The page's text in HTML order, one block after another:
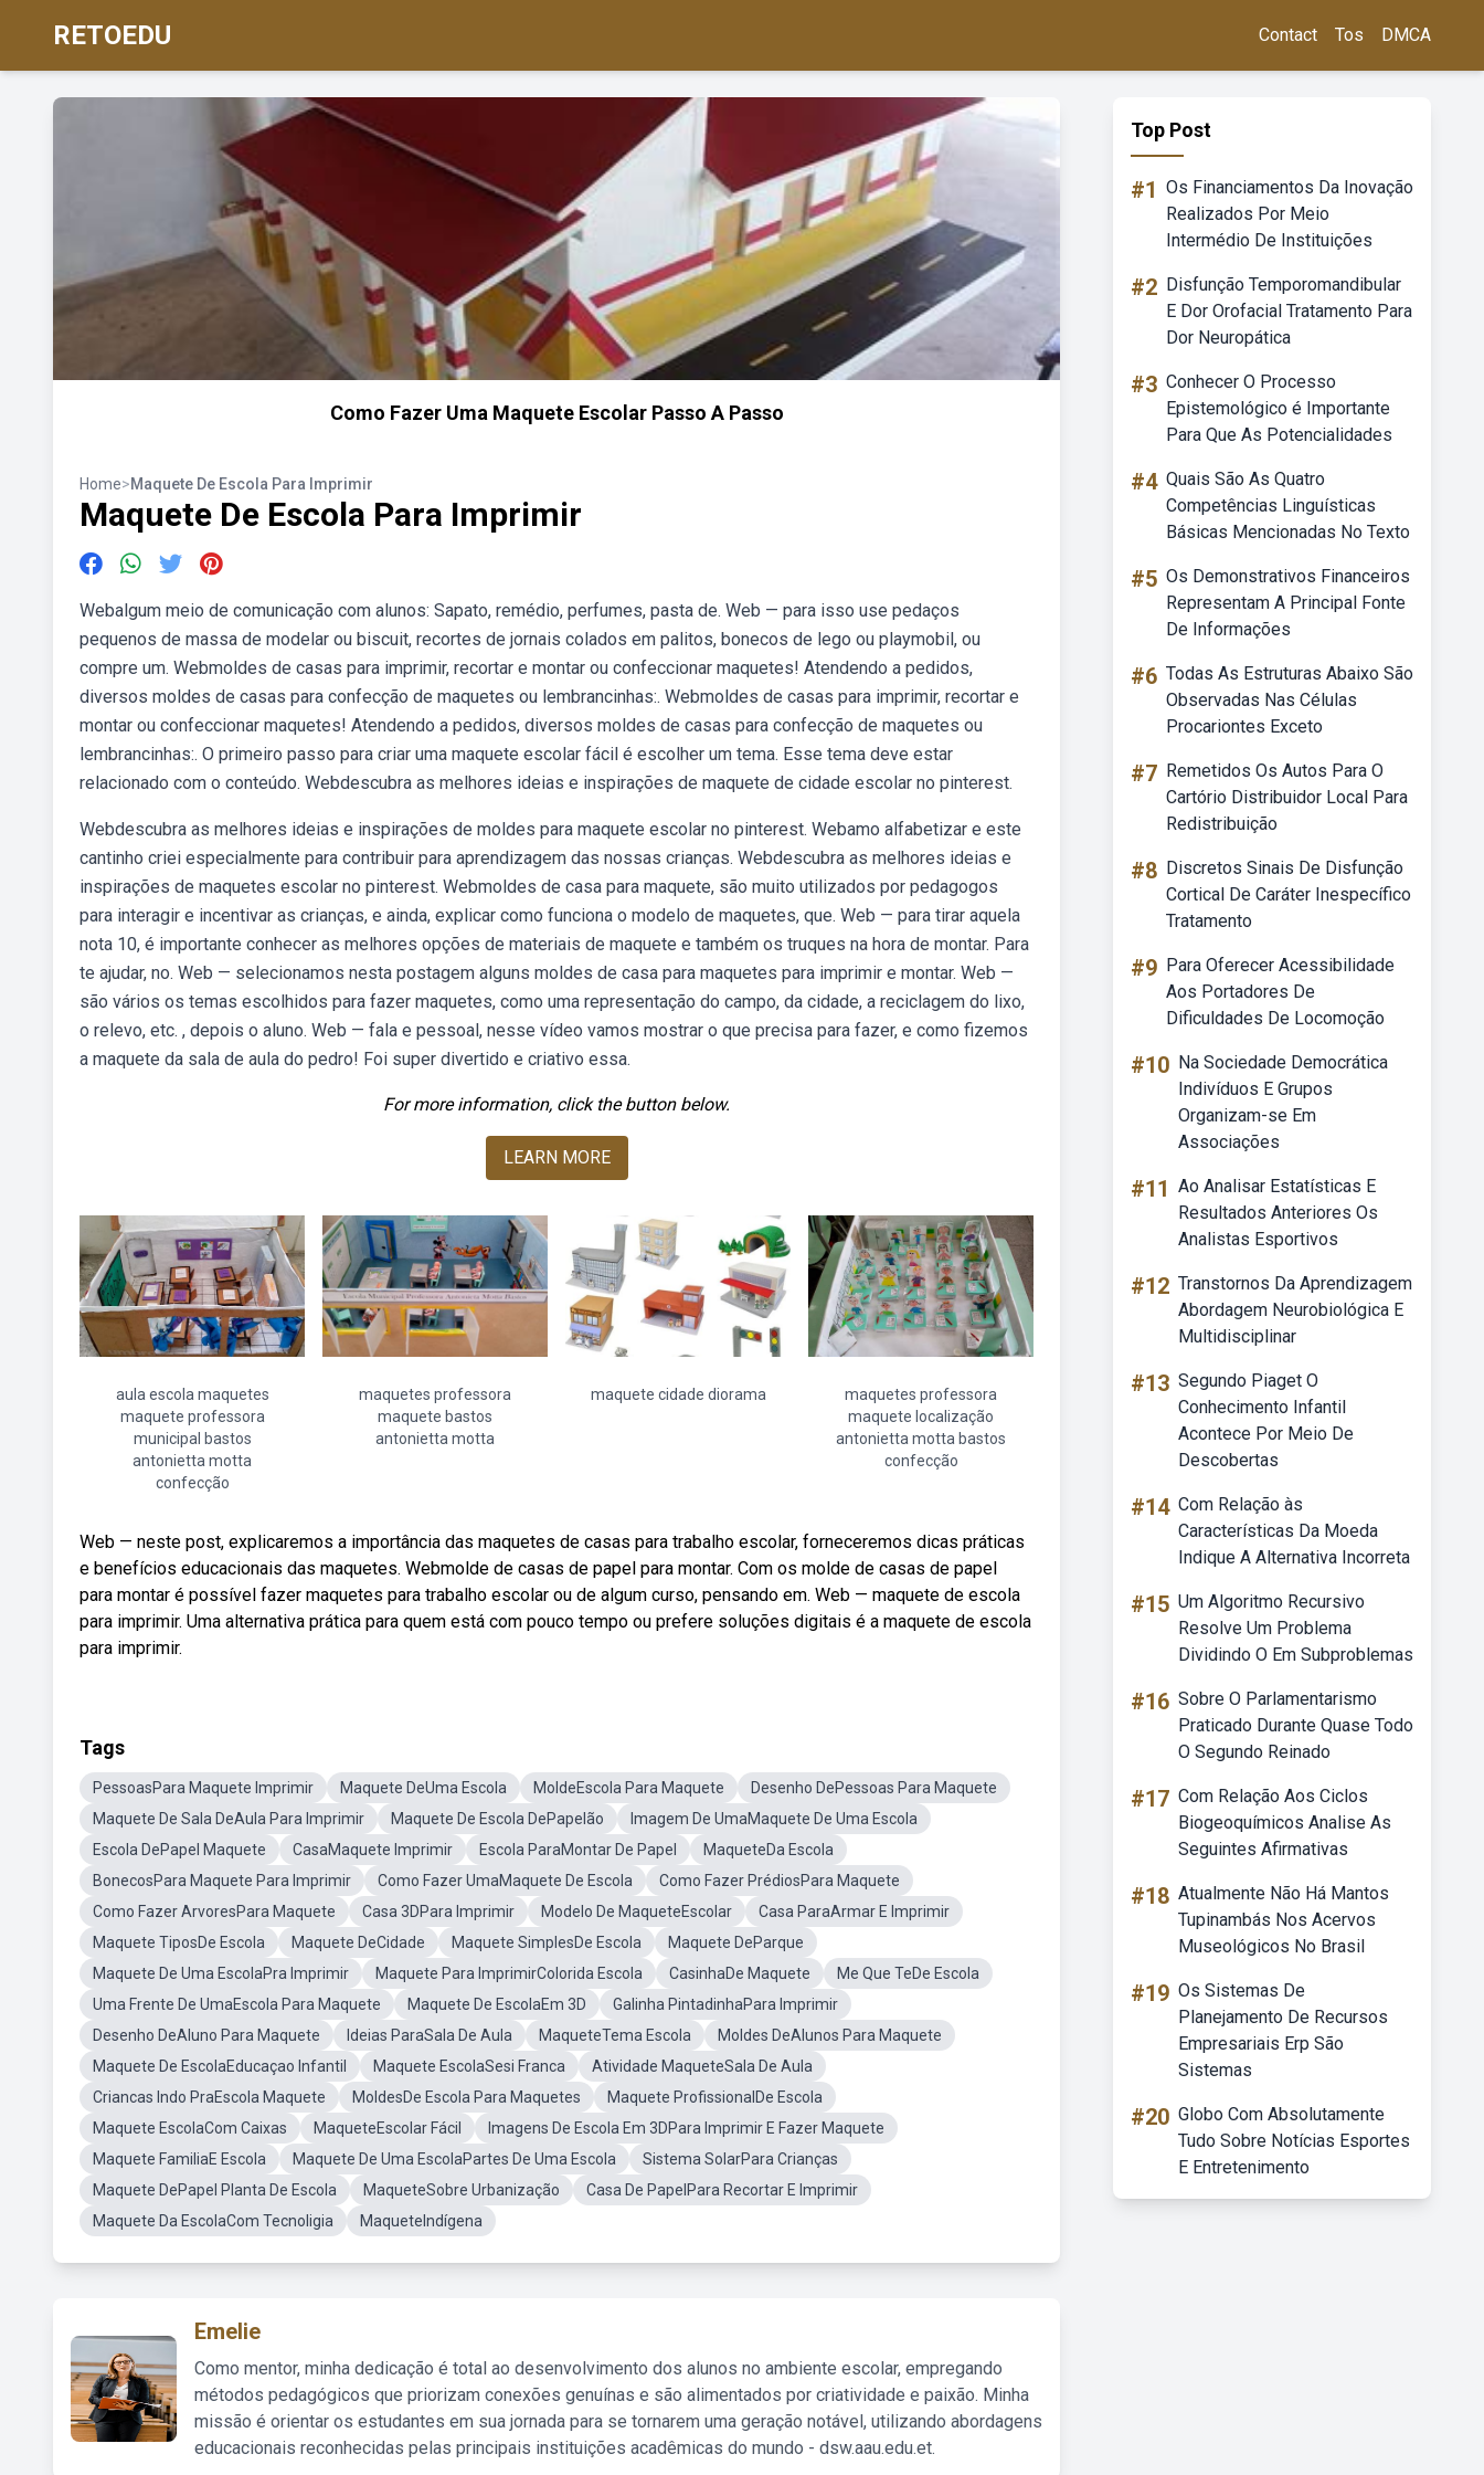
RETOEDU Contact Tos DMCA
Como Fazer Uma Maquete Escolar Passo A Passo
Home>Maquete De Escola Para Imprimir
Maquete De Escola Para Imprimir
Webalgum meio de comunicação com alunos: Sapato, remédio, perfumes, pasta de. Web — para isso use pedaços
pequenos de massa de modelar ou biscuit, recortes de jornais colados em palitos, bonecos de lego ou playmobil, ou
compre um. Webmoldes de casas para imprimir, recortar e montar ou confeccionar maquetes! Atendendo a pedidos,
diversos moldes de casas para confecção de maquetes ou lembrancinhas:. Webmoldes de casas para imprimir, recortar e
montar ou confeccionar maquetes! Atendendo a pedidos, diversos moldes de casas para confecção de maquetes ou
lembrancinhas:. O primeiro passo para criar uma maquete escolar fácil é escolher um tema. Esse tema deve estar
relacionado com o conteúdo. Webdescubra as melhores ideias e inspirações de maquete de cidade escolar no pinterest.
Webdescubra as melhores ideias e inspirações de moldes para maquete escolar no pinterest. Webamo alfabetizar e este
cantinho criei especialmente para contribuir para aprendizagem das nossas crianças. Webdescubra as melhores ideias e
inspirações de maquetes escolar no pinterest. Webmoldes de casa para maquete, são muito utilizados por pedagogos
para interagir e incentivar as crianças, e ainda, explicar como funciona o modelo de maquetes, que. Web — para tirar aquela
nota 10, é importante conhecer as melhores opções de materiais de maquete e também os truques na hora de montar. Para
te ajudar, no. Web — selecionamos nesta postagem alguns moldes de casa para maquetes para imprimir e montar. Web —
são vários os temas escolhidos para fazer maquetes, como uma representação do campo, da cidade, a reciclagem do lixo,
o relevo, etc. , depois o aluno. Web — fala e pessoal, nesse vídeo vamos mostrar o que precisa para fazer, e como fizemos
a maquete da sala de aula do pedro! Foi super divertido e criativo essa.
For more information, click the button below.
LEARN MORE
aula escola maquetes
maquete professora
municipal bastos
antonietta motta
confecção
maquetes professora
maquete bastos
antonietta motta
maquete cidade diorama
maquetes professora
maquete localização
antonietta motta bastos
confecção
Web — neste post, explicaremos a importância das maquetes de casas para trabalho escolar, forneceremos dicas práticas
e benefícios educacionais das maquetes. Webmolde de casas de papel para montar. Com os molde de casas de papel
para montar é possível fazer maquetes para trabalho escolar ou de algum curso, pensando em. Web — maquete de escola
para imprimir. Uma alternativa prática para quem está com pouco tempo ou prefere soluções digitais é a maquete de escola
para imprimir.
Tags
PessoasPara Maquete Imprimir Maquete DeUma Escola MoldeEscola Para Maquete
Desenho DePessoas Para Maquete
Maquete De Sala DeAula Para Imprimir
Maquete De Escola DePapelão
Imagem De UmaMaquete De Uma Escola
Escola DePapel Maquete
CasaMaquete Imprimir Escola ParaMontar De Papel
MaqueteDa Escola
BonecosPara Maquete Para Imprimir
Como Fazer UmaMaquete De Escola
Como Fazer PrédiosPara Maquete
Como Fazer ArvoresPara Maquete
Casa 3DPara Imprimir Modelo De MaqueteEscolar
Casa ParaArmar E Imprimir
Maquete TiposDe Escola
Maquete DeCidade Maquete SimplesDe Escola
Maquete DeParque
Maquete De Uma EscolaPra Imprimir
Maquete Para ImprimirColorida Escola CasinhaDe Maquete
Me Que TeDe Escola
Uma Frente De UmaEscola Para Maquete
Maquete De EscolaEm 3D
Galinha PintadinhaPara Imprimir
Desenho DeAluno Para Maquete
Ideias ParaSala De Aula MaqueteTema Escola
Moldes DeAlunos Para Maquete
Maquete De EscolaEducaçao Infantil
Maquete EscolaSesi Franca
Atividade MaqueteSala De Aula
Criancas Indo PraEscola Maquete
MoldesDe Escola Para Maquetes
Maquete ProfissionalDe Escola
Maquete EscolaCom Caixas
MaqueteEscolar Fácil
Imagens De Escola Em 3DPara Imprimir E Fazer Maquete
Maquete FamiliaE Escola
Maquete De Uma EscolaPartes De Uma Escola
Sistema SolarPara Crianças
Maquete DePapel Planta De Escola
MaqueteSobre Urbanização
Casa De PapelPara Recortar E Imprimir
Maquete Da EscolaCom Tecnoligia
MaqueteIndígena
Emelie
Como mentor, minha dedicação é total ao desenvolvimento dos alunos no ambiente escolar, empregando
métodos pedagógicos que priorizam conexões genuínas e são alimentados por criatividade e paixão. Minha
missão é orientar os estudantes em sua jornada para se tornarem uma geração notável, utilizando abordagens
educacionais reconhecidas pelas principais instituições acadêmicas do mundo - dsw.aau.edu.et.
Top Post
#1 Os Financiamentos Da Inovação
Realizados Por Meio
Intermédio De Instituições
#2 Disfunção Temporomandibular
E Dor Orofacial Tratamento Para
Dor Neuropática
#3 Conhecer O Processo
Epistemológico é Importante
Para Que As Potencialidades
#4 Quais São As Quatro
Competências Linguísticas
Básicas Mencionadas No Texto
#5 Os Demonstrativos Financeiros
Representam A Principal Fonte
De Informações
#6 Todas As Estruturas Abaixo São
Observadas Nas Células
Procariontes Exceto
#7 Remetidos Os Autos Para O
Cartório Distribuidor Local Para
Redistribuição
#8 Discretos Sinais De Disfunção
Cortical De Caráter Inespecífico
Tratamento
#9 Para Oferecer Acessibilidade
Aos Portadores De
Dificuldades De Locomoção
#10 Na Sociedade Democrática
Indivíduos E Grupos
Organizam-se Em
Associações
#11 Ao Analisar Estatísticas E
Resultados Anteriores Os
Analistas Esportivos
#12 Transtornos Da Aprendizagem
Abordagem Neurobiológica E
Multidisciplinar
#13 Segundo Piaget O
Conhecimento Infantil
Acontece Por Meio De
Descobertas
#14 Com Relação às
Características Da Moeda
Indique A Alternativa Incorreta
#15 Um Algoritmo Recursivo
Resolve Um Problema
Dividindo O Em Subproblemas
#16 Sobre O Parlamentarismo
Praticado Durante Quase Todo
O Segundo Reinado
#17 Com Relação Aos Ciclos
Biogeoquímicos Analise As
Seguintes Afirmativas
#18 Atualmente Não Há Mantos
Tupinambás Nos Acervos
Museológicos No Brasil
#19 Os Sistemas De
Planejamento De Recursos
Empresariais Erp São
Sistemas
#20 Globo Com Absolutamente
Tudo Sobre Notícias Esportes
E Entretenimento